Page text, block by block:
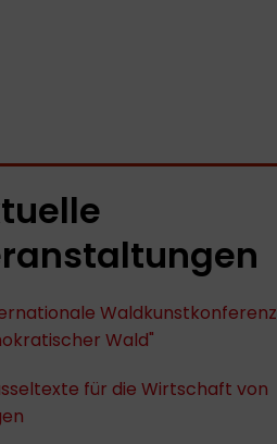
Waldkunstkonferenz
Wald"
für die Wirtschaft von